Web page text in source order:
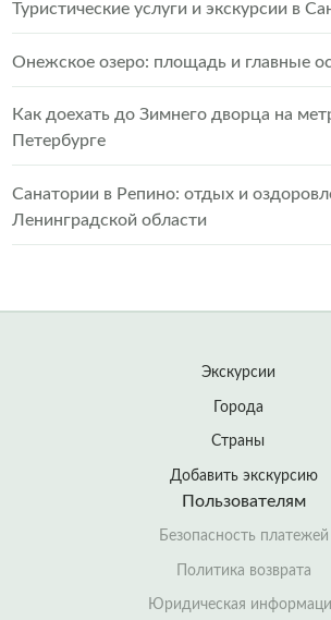
Туристические услуги и экскурсии в
Онежское озеро: площадь и главные
Как доехать до Зимнего дворца на
Петербурге
Санатории в Репино: отдых и
Ленинградской области
Экскурсии
Города
Страны
Добавить экскурсию
Пользователям
Безопасность платежей
Политика возврата
Юридическая